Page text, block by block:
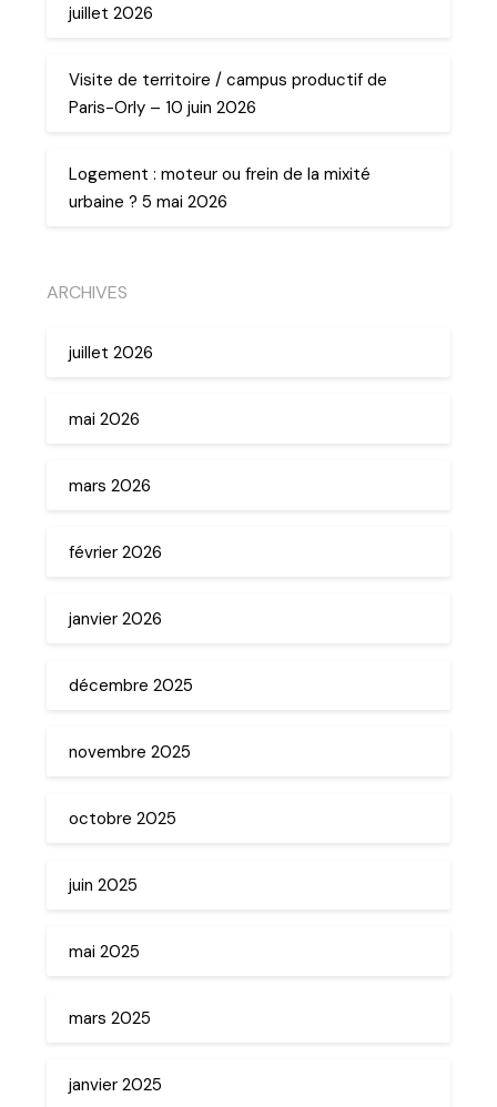
juillet 2026
Visite de territoire / campus productif de
Paris-Orly – 10 juin 2026
Logement : moteur ou frein de la mixité
urbaine ? 5 mai 2026
ARCHIVES
juillet 2026
mai 2026
mars 2026
février 2026
janvier 2026
décembre 2025
novembre 2025
octobre 2025
juin 2025
mai 2025
mars 2025
janvier 2025